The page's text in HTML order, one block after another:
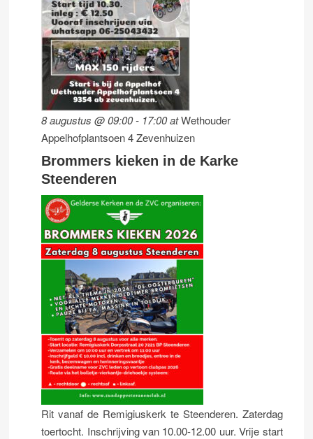
8 augustus @ 09:00- 17:00atWethouder
Appelhofplantsoen 4 Zevenhuizen
Brommers kieken in de Karke
Steenderen
Rit vanaf de Remigiuskerk te Steenderen. Zaterdag
toertocht. Inschrijving van 10.00-12.00 uur. Vrije start